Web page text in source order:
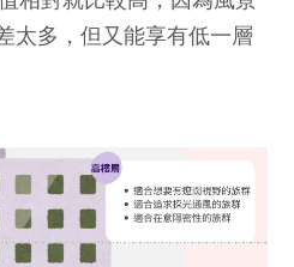
太多，但又能享有低一層